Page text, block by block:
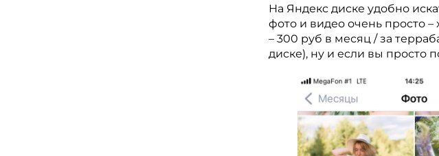
На Яндекс диске удобно
фото и видео очень просто
– 300 руб в месяц / за
диске), ну и если вы просто